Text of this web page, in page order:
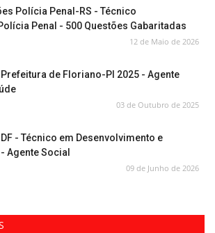
Polícia Penal-RS - Técnico
Penal - 500 Questões Gabaritadas
12 de Maio de 2026
de Floriano-PI 2025 - Agente
03 de Outubro de 2025
- Técnico em Desenvolvimento e
Agente Social
09 de Junho de 2026